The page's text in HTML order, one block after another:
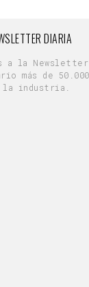
NEWSLETTER
la Newsletter
más de 50.000